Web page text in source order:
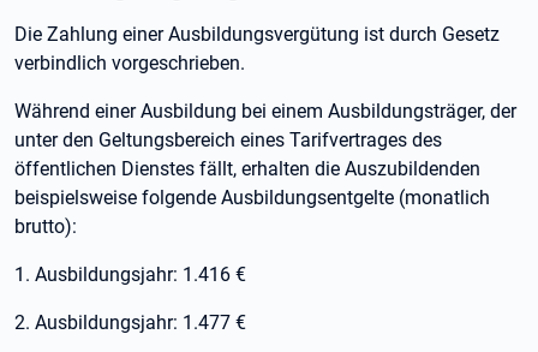
Die Zahlung einer Ausbildungsvergütung ist durch Gesetz
verbindlich vorgeschrieben.
Während einer Ausbildung bei einem Ausbildungsträger, der
unter den Geltungsbereich eines Tarifvertrages des
öffentlichen Dienstes fällt, erhalten die Auszubildenden
beispielsweise folgende Ausbildungsentgelte (monatlich
brutto):
1. Ausbildungsjahr: 1.416 €
2. Ausbildungsjahr: 1.477 €